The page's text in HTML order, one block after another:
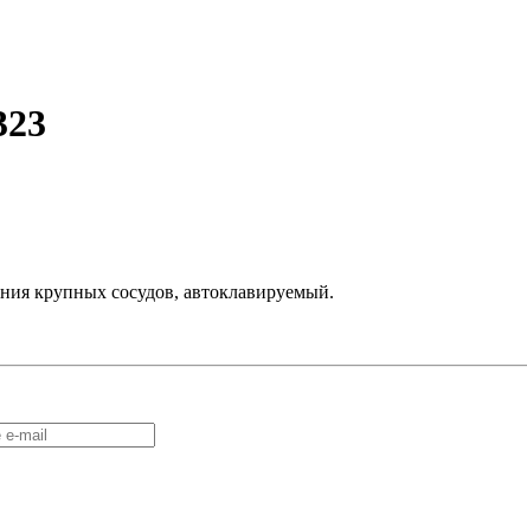
крупных сосудов, автоклавируемый.